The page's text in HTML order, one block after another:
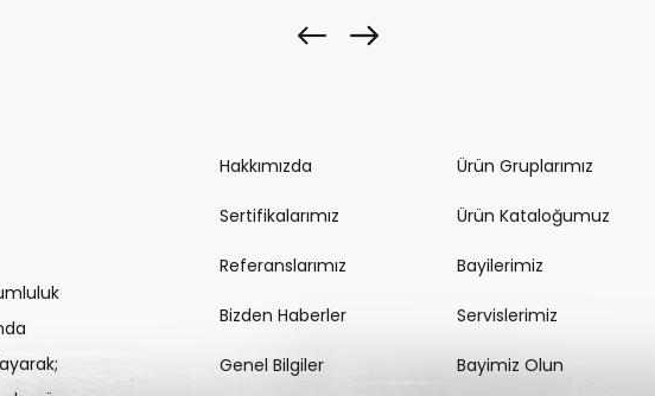
Hakkımızda
Sertifikalarımız
Referanslarımız
Bizden Haberler
Genel Bilgiler
Ürün Gruplarımız
Ürün Kataloğumuz
Bayilerimiz
Servislerimiz
Bayimiz Olun